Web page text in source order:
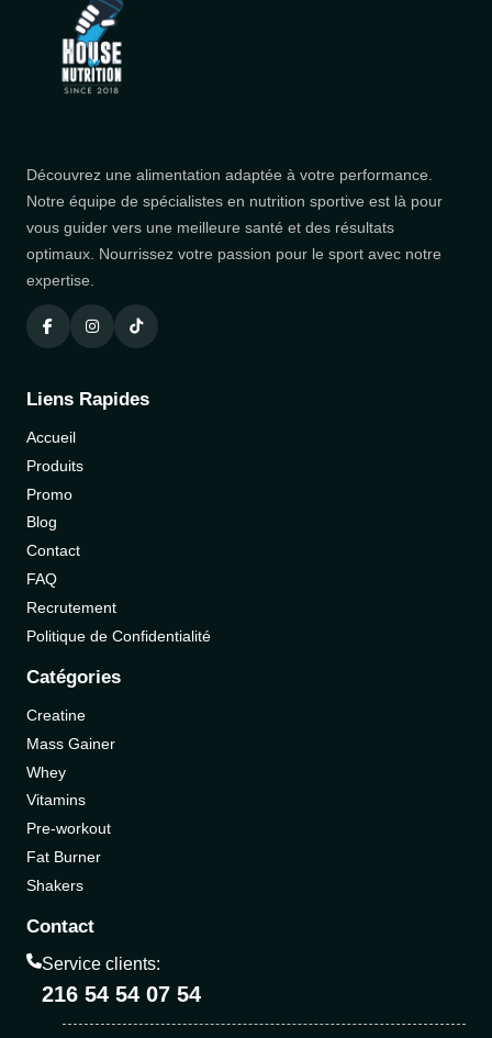
Découvrez une alimentation adaptée à votre performance.
Notre équipe de spécialistes en nutrition sportive est là pour
vous guider vers une meilleure santé et des résultats
optimaux. Nourrissez votre passion pour le sport avec notre
expertise.
Liens Rapides
Accueil
Produits
Promo
Blog
Contact
FAQ
Recrutement
Politique de Confidentialité
Catégories
Creatine
Mass Gainer
Whey
Vitamins
Pre-workout
Fat Burner
Shakers
Contact
Service clients:
216 54 54 07 54